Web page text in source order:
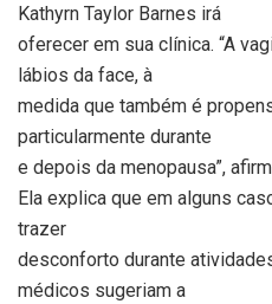
Kathyrn Taylor Barnes irá
oferecer em sua clínica. “A
lábios da face, à
medida que também é
particularmente durante
e depois da menopausa”,
Ela explica que em alguns
trazer
desconforto durante
médicos sugeriam a